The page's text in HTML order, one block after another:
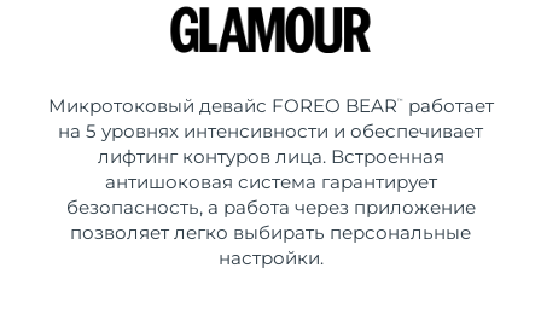
Микротоковый девайс FOREO BEAR ™
работает
на 5 уровнях интенсивности и обеспечивает
лифтинг контуров лица. Встроенная
антишоковая система гарантирует
безопасность, а работа через приложение
позволяет легко выбирать персональные
настройки.